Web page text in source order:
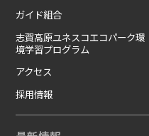
ガイド組合
志賀高原ユネスコエコパーク環
境学習プログラム
アクセス
採用情報